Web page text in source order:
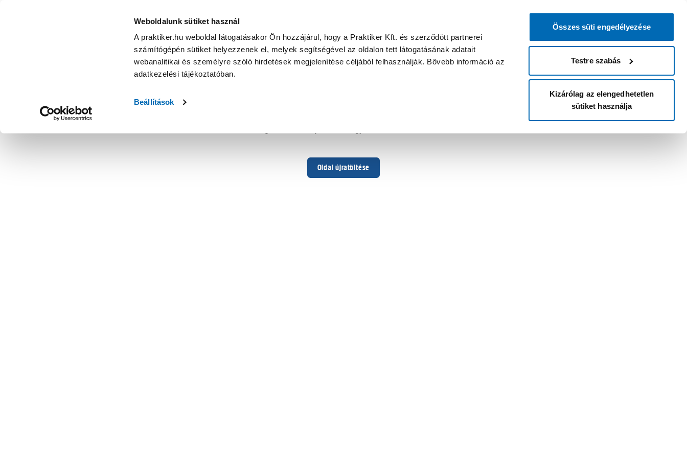
Weboldalunk sütiket használ
A praktiker.hu weboldal látogatásakor Ön hozzájárul, hogy a Praktiker Kft. és szerződött partnerei
számítógépén sütiket helyezzenek el, melyek segítségével az oldalon tett látogatásának adatait
webanalitikai és személyre szóló hirdetések megjelenítése céljából felhasználják. Bővebb információ az
adatkezelési tájékoztatóban.
Beállítások
Összes süti engedélyezése
Testre szabás
Kizárólag az elengedhetetlen
sütiket használja
Oldal újratöltése